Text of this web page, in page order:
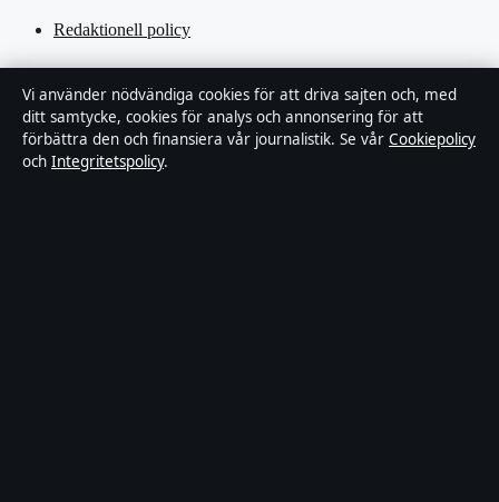
Redaktionell policy
Tillgänglighetsredogörelse
Kändisar & integritet
Vi använder nödvändiga cookies för att driva sajten och, med
ditt samtycke, cookies för analys och annonsering för att
förbättra den och finansiera vår journalistik. Se vår Cookiepolicy
och Integritetspolicy.